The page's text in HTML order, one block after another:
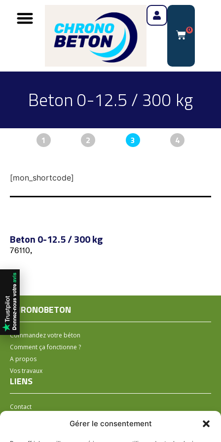
Gérer le consentement
0
Beton 0-12.5 / 300 kg
1 2 3 4
[mon_shortcode]
Beton 0-12.5 / 300 kg
76110,
CHRONOBETON
Commandez votre béton
Comment ça fonctionne ?
A propos
Vos travaux
LIENS
Contact